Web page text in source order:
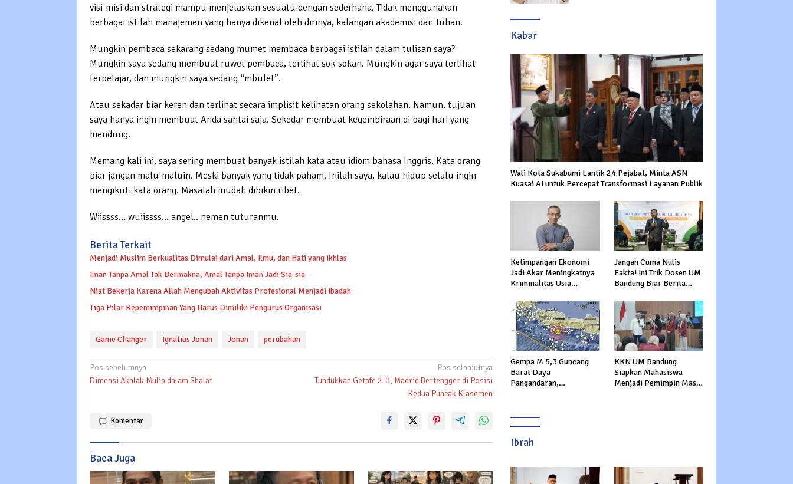
visi-misi dan strategi mampu menjelaskan sesuatu dengan sederhana. Tidak menggunakan
berbagai istilah manajemen yang hanya dikenal oleh dirinya, kalangan akademisi dan Tuhan.
Mungkin pembaca sekarang sedang mumet membaca berbagai istilah dalam tulisan saya?
Mungkin saya sedang membuat ruwet pembaca, terlihat sok-sokan. Mungkin agar saya terlihat
terpelajar, dan mungkin saya sedang “mbulet”.
Atau sekadar biar keren dan terlihat secara implisit kelihatan orang sekolahan. Namun, tujuan
saya hanya ingin membuat Anda santai saja. Sekedar membuat kegembiraan di pagi hari yang
mendung.
Memang kali ini, saya sering membuat banyak istilah kata atau idiom bahasa Inggris. Kata orang
biar jangan malu-maluin. Meski banyak yang tidak paham. Inilah saya, kalau hidup selalu ingin
mengikuti kata orang. Masalah mudah dibikin ribet.
Wiissss… wuiissss… angel.. nemen tuturanmu.
Berita Terkait
Menjadi Muslim Berkualitas Dimulai dari Amal, Ilmu, dan Hati yang Ikhlas
Iman Tanpa Amal Tak Bermakna, Amal Tanpa Iman Jadi Sia-sia
Niat Bekerja Karena Allah Mengubah Aktivitas Profesional Menjadi Ibadah
Tiga Pilar Kepemimpinan Yang Harus Dimiliki Pengurus Organisasi
Game Changer Ignatius Jonan Jonan perubahan
Navigasi
pos
Pos sebelumnya
Dimensi Akhlak Mulia dalam Shalat
Pos selanjutnya
Tundukkan Getafe 2-0, Madrid Bertengger di Posisi
Kedua Puncak Klasemen
Komentar
Baca Juga
Kabar
Wali Kota Sukabumi Lantik 24 Pejabat, Minta ASN
Kuasai AI untuk Percepat Transformasi Layanan Publik
Ketimpangan Ekonomi
Jadi Akar Meningkatnya
Kriminalitas Usia
Jangan Cuma Nulis
Fakta! Ini Trik Dosen UM
Bandung Biar Berita
Gempa M 5,3 Guncang
Barat Daya
Pangandaran,
KKN UM Bandung
Siapkan Mahasiswa
Menjadi Pemimpin Masa
Ibrah